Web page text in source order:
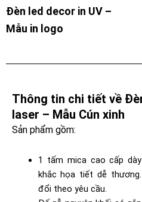
Đèn led decor in UV –
Mẫu in logo
Thông tin chi tiết về
laser – Mẫu Cún xinh
Sản phẩm gồm:
1 tấm mica cao cấp
khắc họa tiết dễ
đổi theo yêu cầu.